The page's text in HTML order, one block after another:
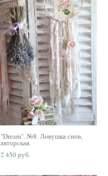
"Dream". №8. Ловушка снов,
авторская.
2 450 pуб.